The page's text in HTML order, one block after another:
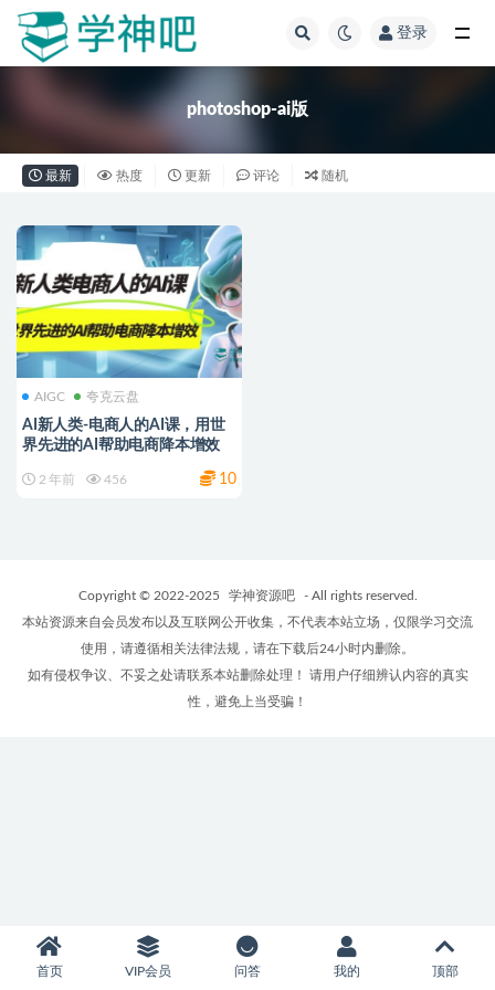
登录
photoshop-ai版
最新 热度 更新 评论 随机
AIGC 夸克云盘
AI新人类-电商人的AI课，用世
界先进的AI帮助电商降本增效
2 年前 456 10
Copyright © 2022-2025 学神资源吧
- All rights reserved.
本站资源来自会员发布以及互联网公开收集，不代表本站立场，仅限学习交流
使用，请遵循相关法律法规，请在下载后24小时内删除。
如有侵权争议、不妥之处请联系本站删除处理！ 请用户仔细辨认内容的真实
性，避免上当受骗！
首页 VIP会员 问答 我的 顶部